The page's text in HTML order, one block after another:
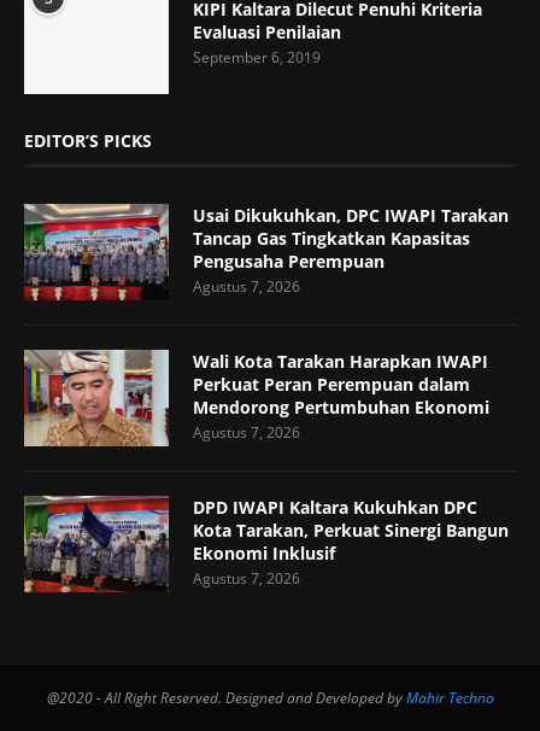
KIPI Kaltara Dilecut Penuhi Kriteria
Evaluasi Penilaian
September 6, 2019
EDITOR’S PICKS
Usai Dikukuhkan, DPC IWAPI Tarakan
Tancap Gas Tingkatkan Kapasitas
Pengusaha Perempuan
Agustus 7, 2026
Wali Kota Tarakan Harapkan IWAPI
Perkuat Peran Perempuan dalam
Mendorong Pertumbuhan Ekonomi
Agustus 7, 2026
DPD IWAPI Kaltara Kukuhkan DPC
Kota Tarakan, Perkuat Sinergi Bangun
Ekonomi Inklusif
Agustus 7, 2026
@2020 - All Right Reserved. Designed and Developed byMahir Techno